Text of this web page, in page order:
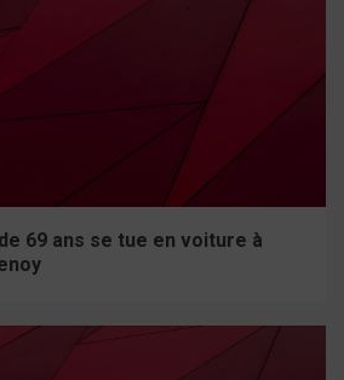
69 ans se tue en voiture à